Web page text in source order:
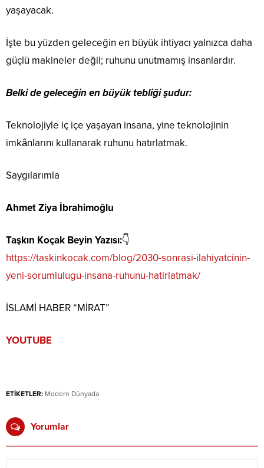
yaşayacak.
İşte bu yüzden geleceğin en büyük ihtiyacı yalnızca daha
güçlü makineler değil; ruhunu unutmamış insanlardır.
Belki de geleceğin en büyük tebliği şudur:
Teknolojiyle iç içe yaşayan insana, yine teknolojinin
imkânlarını kullanarak ruhunu hatırlatmak.
Saygılarımla
Ahmet Ziya İbrahimoğlu
Taşkın Koçak Beyin Yazısı:👇
https://taskinkocak.com/blog/2030-sonrasi-ilahiyatcinin-
yeni-sorumlulugu-insana-ruhunu-hatirlatmak/
İSLAMİ HABER “MİRAT”
YOUTUBE
ETİKETLER: Modern Dünyada
Yorumlar